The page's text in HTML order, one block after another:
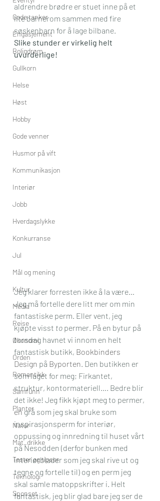
Gode tanker
Engasjement
Boligdrøm
Gullkorn
Helse
Høst
Hobby
Gode venner
Husmor på vift
Kommunikasjon
Interiør
Jobb
Hverdagslykke
Konkurranse
Jul
Mål og mening
Kultur
Media
Reise
Økonomi
Orden
Romantikk
Samfunn
Planter
Natur
Mat_drikke
Tester og tipser
Teknologi
Sponset
aldrendre brødre er stuet inne på et
lite barnerom sammen med fire
søskenbarn for å lage bilbane.
Slike stunder er virkelig helt
uvurderlige!
Jeg klarer forresten ikke å la være…
Jeg må fortelle dere litt mer om min
fantastiske perm. Eller vent, jeg
kjøpte visst to permer. På en bytur på
torsdag havnet vi innom en helt
fantastisk butikk, Bookbinders
Design på Byporten . Den butikken er
som laget for meg; Firkantet,
struktur, kontormateriell…. Bedre blir
det ikke! Jeg fikk kjøpt meg to permer,
en grå som jeg skal bruke som
inspirasjonsperm for interiør,
oppussing og innredning til huset vårt
på Nesodden (derfor bunken med
interiørblader som jeg skal rive ut og
tegne og fortelle til) og en perm jeg
skal samle matoppskrifter i. Helt
fantastisk, jeg blir glad bare jeg ser de